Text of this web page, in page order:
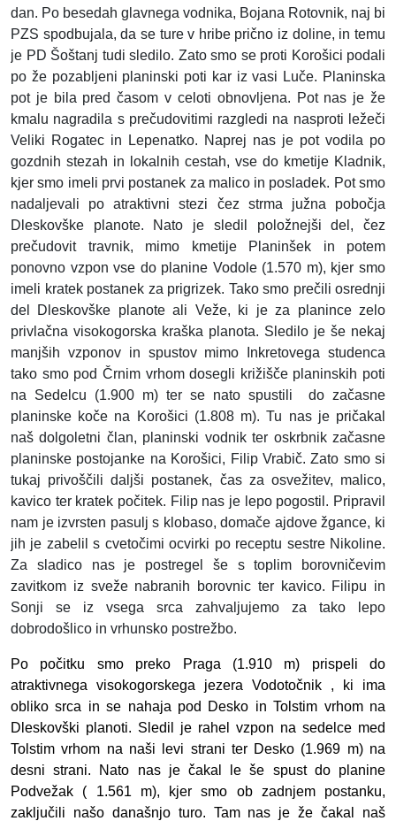
dan. Po besedah glavnega vodnika, Bojana Rotovnik, naj bi
PZS spodbujala, da se ture v hribe prično iz doline, in temu
je PD Šoštanj tudi sledilo. Zato smo se proti Korošici podali
po že pozabljeni planinski poti kar iz vasi Luče. Planinska
pot je bila pred časom v celoti obnovljena. Pot nas je že
kmalu nagradila s prečudovitimi razgledi na nasproti ležeči
Veliki Rogatec in Lepenatko. Naprej nas je pot vodila po
gozdnih stezah in lokalnih cestah, vse do kmetije Kladnik,
kjer smo imeli prvi postanek za malico in posladek. Pot smo
nadaljevali po atraktivni stezi čez strma južna pobočja
Dleskovške planote. Nato je sledil položnejši del, čez
prečudovit travnik, mimo kmetije Planinšek in potem
ponovno vzpon vse do planine Vodole (1.570 m), kjer smo
imeli kratek postanek za prigrizek. Tako smo prečili osrednji
del Dleskovške planote ali Veže, ki je za planince zelo
privlačna visokogorska kraška planota. Sledilo je še nekaj
manjših vzponov in spustov mimo Inkretovega studenca
tako smo pod Črnim vrhom dosegli križišče planinskih poti
na Sedelcu (1.900 m) ter se nato spustili
do začasne
planinske koče na Korošici (1.808 m). Tu nas je pričakal
naš dolgoletni član, planinski vodnik ter oskrbnik začasne
planinske postojanke na Korošici, Filip Vrabič. Zato smo si
tukaj privoščili daljši postanek, čas za osvežitev, malico,
kavico ter kratek počitek. Filip nas je lepo pogostil. Pripravil
nam je izvrsten pasulj s klobaso, domače ajdove žgance, ki
jih je zabelil s cvetočimi ocvirki po receptu sestre Nikoline.
Za sladico nas je postregel še s toplim borovničevim
zavitkom iz sveže nabranih borovnic ter kavico. Filipu in
Sonji se iz vsega srca zahvaljujemo za tako lepo
dobrodošlico in vrhunsko postrežbo.
Po počitku smo preko Praga (1.910 m) prispeli do
atraktivnega visokogorskega jezera Vodotočnik , ki ima
obliko srca in se nahaja pod Desko in Tolstim vrhom na
Dleskovški planoti. Sledil je rahel vzpon na sedelce med
Tolstim vrhom na naši levi strani ter Desko (1.969 m) na
desni strani. Nato nas je čakal le še spust do planine
Podvežak ( 1.561 m), kjer smo ob zadnjem postanku,
zaključili našo današnjo turo. Tam nas je že čakal naš